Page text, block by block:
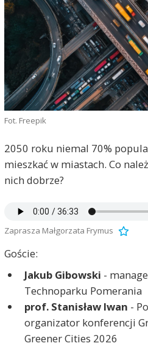
Fot. Freepik
2050 roku niemal 70%
mieszkać w miastach. Co
nich dobrze?
Zaprasza Małgorzata Frymus
Goście:
Jakub Gibowski -
Technoparku Pomerania
prof. Stanisław Iwan -
organizator konferencji
Greener Cities 2026